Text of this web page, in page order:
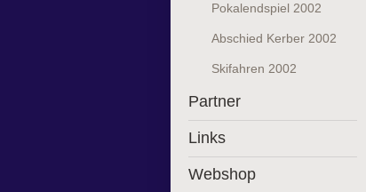
Pokalendspiel 2002
Abschied Kerber 2002
Skifahren 2002
Partner
Links
Webshop